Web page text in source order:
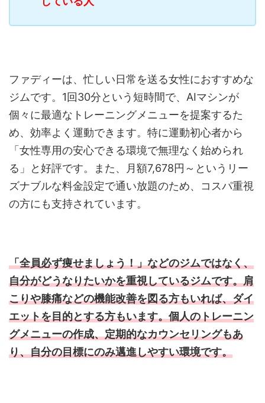
ファディーは、忙しい日常を送る女性におすすめな
ジムです。1回30分という短時間で、AIマシンが
個々に最適なトレーニングメニューを提案するた
め、効率よく運動できます。特に運動初心者から
「女性専用の安心できる環境で無理なく始められ
る」と好評です。また、月額7,678円～というリー
ズナブルな料金設定で通い放題のため、コスパ重視
の方にも支持されています。
「全員必ず痩せましょう！」などのジムではなく、
自分がどうなりたいかを重視しているジムです。肩
こりや膝痛などの機能改善を図る方もいれば、ダイ
エットを目的とする方もいます。個人のトレーニン
グメニューの作成、定期的なカウンセリングもあ
り、自分の目標にのみ邁進しやすい環境です。